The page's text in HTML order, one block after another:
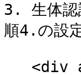
3. 生体認
順4.の設